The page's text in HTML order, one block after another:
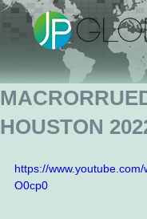
HOUSTON
https://
O0cp0